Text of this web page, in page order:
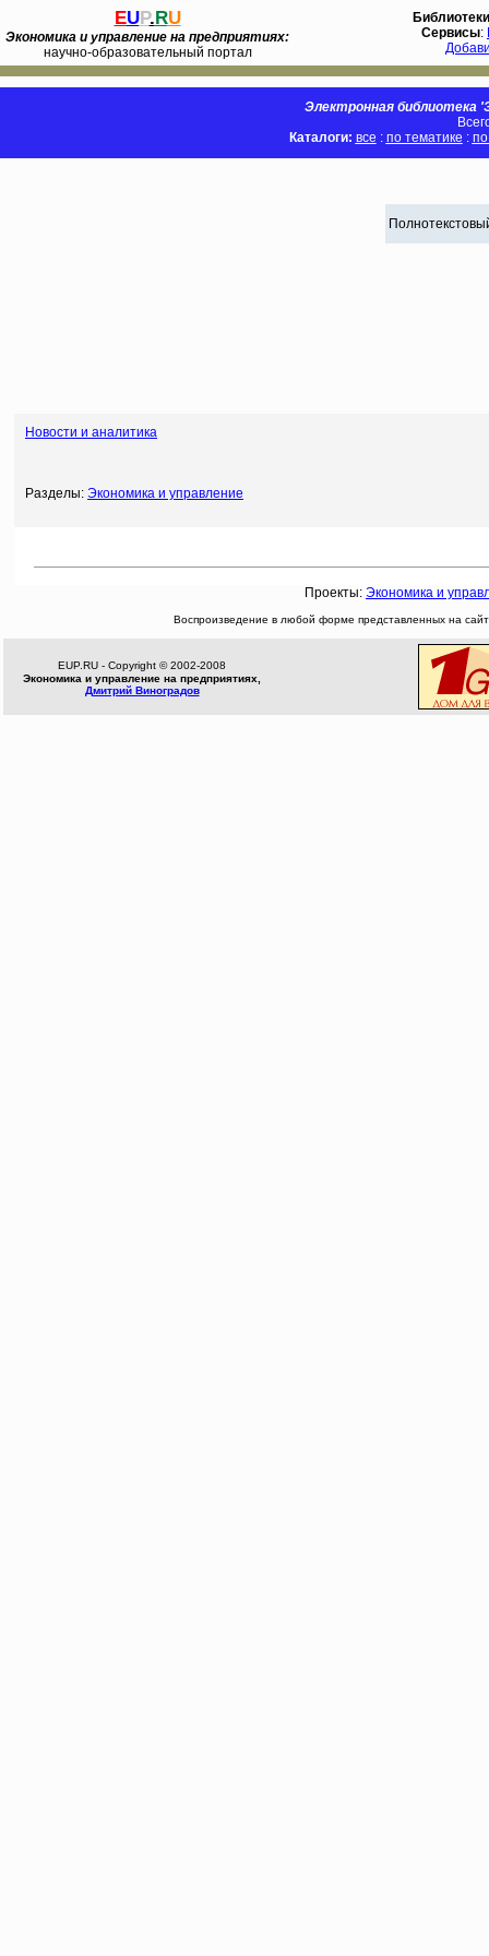
EUP.RU
Экономика и управление на предприятиях:
научно-образовательный портал
Библиотеки
Сервисы:
Электронная библиотека
Каталоги: все : по тематике :
Новости и аналитика
Разделы: Экономика и управление
Проекты: Экономика и
Воспроизведение в любой форме представленных на
EUP.RU - Copyright © 2002-2008
Экономика и управление на предприятиях,
Дмитрий Виноградов